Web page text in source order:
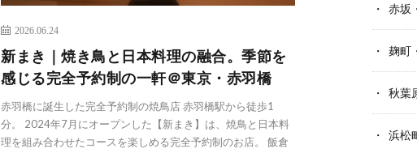
2026.06.24
新まき｜焼き鳥と日本料理の融合。季節を
感じる完全予約制の一軒＠東京・赤羽橋
赤羽橋に誕生した完全予約制の焼鳥店 赤羽橋駅から徒歩1
分。 2024年7月にオープンした【新まき】は、焼鳥と日本料
理を組み合わせたコースを楽しめる完全予約制のお店。 飯倉
赤坂
麹町
秋葉
浜松